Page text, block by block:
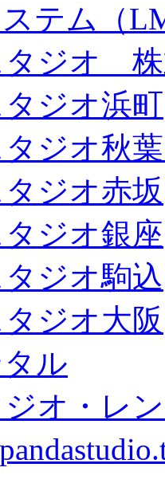
テム（
タジオ 株
ジオ浜町
ジオ秋
ジオ赤坂
ジオ銀座
ジオ駒込
ジオ大阪
ル
オ・レ